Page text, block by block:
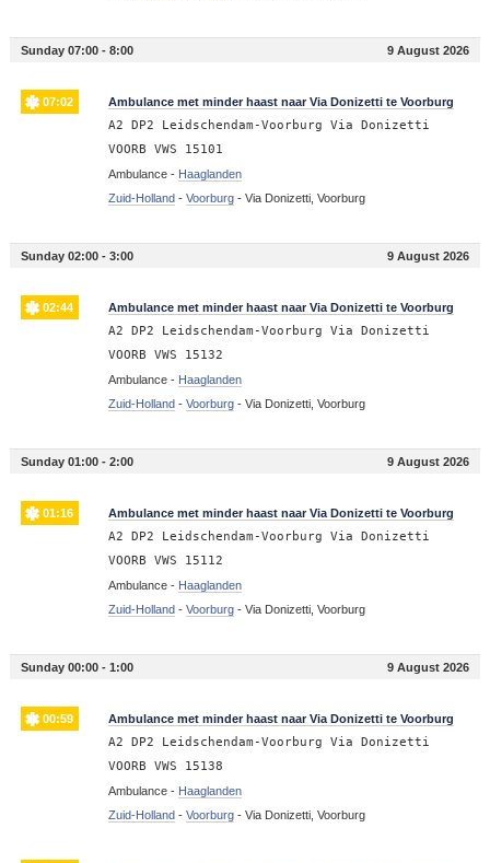
Sunday 07:00 - 8:00 9 August 2026
07:02 Ambulance met minder haast naar Via Donizetti te Voorburg
A2 DP2 Leidschendam-Voorburg Via Donizetti
VOORB VWS 15101
Ambulance - Haaglanden
Zuid-Holland- Voorburg- Via Donizetti, Voorburg
Sunday 02:00 - 3:00 9 August 2026
02:44 Ambulance met minder haast naar Via Donizetti te Voorburg
A2 DP2 Leidschendam-Voorburg Via Donizetti
VOORB VWS 15132
Ambulance - Haaglanden
Zuid-Holland- Voorburg- Via Donizetti, Voorburg
Sunday 01:00 - 2:00 9 August 2026
01:16 Ambulance met minder haast naar Via Donizetti te Voorburg
A2 DP2 Leidschendam-Voorburg Via Donizetti
VOORB VWS 15112
Ambulance - Haaglanden
Zuid-Holland- Voorburg- Via Donizetti, Voorburg
Sunday 00:00 - 1:00 9 August 2026
00:59 Ambulance met minder haast naar Via Donizetti te Voorburg
A2 DP2 Leidschendam-Voorburg Via Donizetti
VOORB VWS 15138
Ambulance - Haaglanden
Zuid-Holland- Voorburg- Via Donizetti, Voorburg